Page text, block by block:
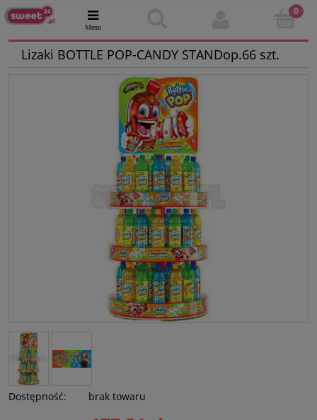
Lizaki BOTTLE POP-CANDY STANDop.66 szt.
Dostępność: brak towaru